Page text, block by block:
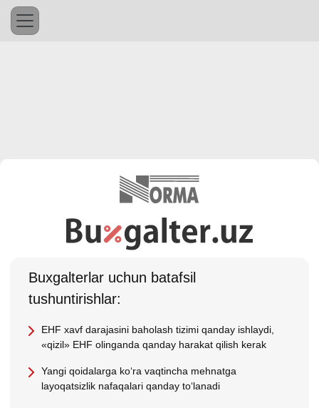
Buхgalterlar uchun batafsil
tushuntirishlar:
EHF хavf darajasini baholash tizimi qanday ishlaydi,
«qizil» EHF olinganda qanday harakat qilish kerak
Yangi qoidalarga koʻra vaqtincha mehnatga
layoqatsizlik nafaqalari qanday toʻlanadi